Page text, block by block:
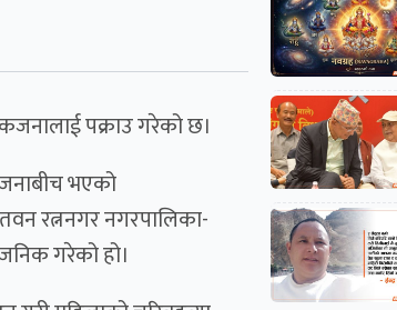
पक्राउ गरेको छ।
भएको
रत्ननगर नगरपालिका-
गरेको हो।